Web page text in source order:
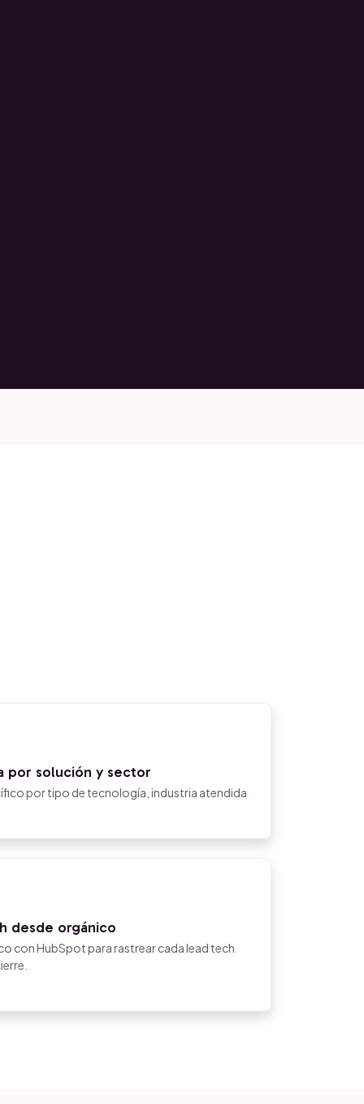
por solución y sector
por tipo de tecnología, industria atendida
desde orgánico
con HubSpot para rastrear cada lead tech